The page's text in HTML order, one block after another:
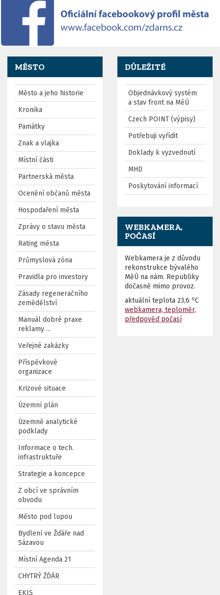
MĚSTO
Město a jeho historie
Kronika
Památky
Znak a vlajka
Místní části
Partnerská města
Ocenění občanů města
Hospodaření města
Zprávy o stavu města
Rating města
Průmyslová zóna
Pravidla pro investory
Zásady regeneračního
zemědělství
Manuál dobré praxe
reklamy ...
Veřejné zakázky
Příspěvkové
organizace
Krizové situace
Územní plán
Územně analytické
podklady
Informace o tech.
infrastruktuře
Strategie a koncepce
Z obcí ve správním
obvodu
Město pod lupou
Bydlení ve Žďáře nad
Sázavou
Místní Agenda 21
CHYTRÝ ŽĎÁR
EKIS
DŮLEŽITÉ
Objednávkový systém
a stav front na MěÚ
Czech POINT (výpisy)
Potřebuji vyřídit
Doklady k vyzvednutí
MHD
Poskytování informací
WEBKAMERA,
POČASÍ
Webkamera je z důvodu
rekonstrukce bývalého
MěÚ na nám. Republiky
dočasně mimo provoz.
aktuální teplota 23,6 oC
webkamera, teploměr,
předpověď počasí